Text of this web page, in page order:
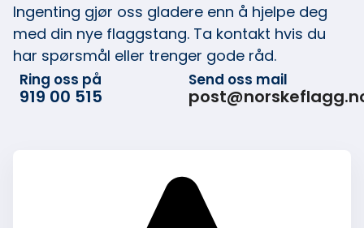
Ingenting gjør oss gladere enn å hjelpe deg
med din nye flaggstang. Ta kontakt hvis du
har spørsmål eller trenger gode råd.
Ring oss på
919 00 515
Send oss mail